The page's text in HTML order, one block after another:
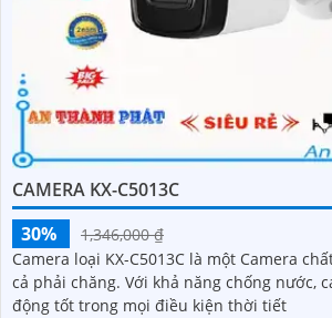
CAMERA KX-C5013C
30%
1,346,000 ₫
Camera loại KX-C5013C là một Camera
cả phải chăng. Với khả năng chống nước, camera này hoạt
động tốt trong mọi điều kiện thời tiết